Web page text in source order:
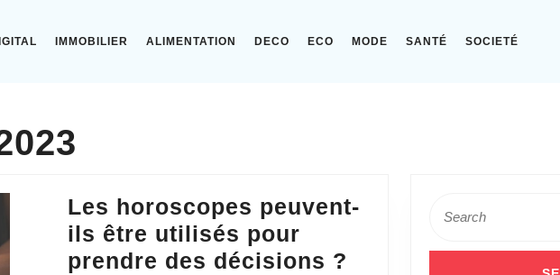
IMMOBILIER ALIMENTATION DECO ECO MODE SANTÉ SOCIETÉ
Les horoscopes peuvent-
ils être utilisés pour
prendre des décisions ?
for: